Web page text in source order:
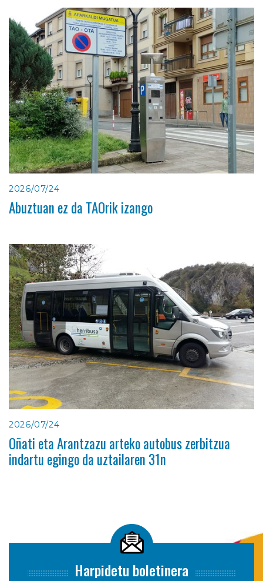
2026/07/24
Abuztuan ez da TAOrik izango
2026/07/24
Oñati eta Arantzazu arteko autobus zerbitzua
indartu egingo da uztailaren 31n
Harpidetu boletinera